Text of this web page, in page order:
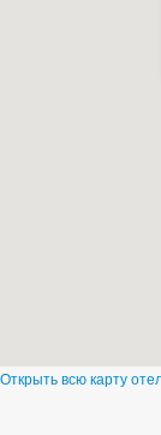
Открыть всю карту